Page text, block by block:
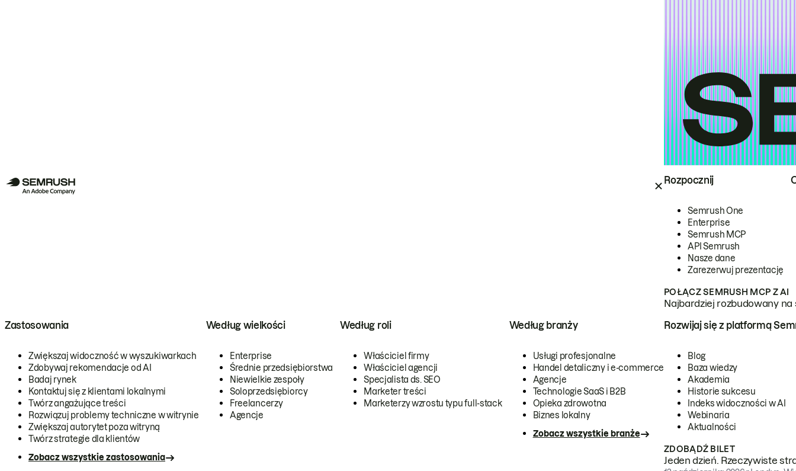
Rozpocznij
Semrush One
Enterprise
Semrush MCP
API Semrush
Nasze dane
Zarezerwuj prezentację
POŁĄCZ SEMRUSH MCP Z AI
Najbardziej rozbudowany
Zastosowania
Zwiększaj widoczność w wyszukiwarkach
Zdobywaj rekomendacje od AI
Badaj rynek
Kontaktuj się z klientami lokalnymi
Twórz angażujące treści
Rozwiązuj problemy techniczne w witrynie
Zwiększaj autorytet poza witryną
Twórz strategie dla klientów
Zobacz wszystkie zastosowania
Według wielkości
Enterprise
Średnie przedsiębiorstwa
Niewielkie zespoły
Soloprzedsiębiorcy
Freelancerzy
Agencje
Według roli
Właściciel firmy
Właściciel agencji
Specjalista ds. SEO
Marketer treści
Marketerzy wzrostu typu full-stack
Według branży
Usługi profesjonalne
Handel detaliczny i e-commerce
Agencje
Technologie SaaS i B2B
Opieka zdrowotna
Biznes lokalny
Zobacz wszystkie branże
Rozwijaj się z platformą
Blog
Baza wiedzy
Akademia
Historie sukcesu
Indeks widoczności w AI
Webinaria
Aktualności
ZDOBĄDŹ BILET
Jeden dzień. Rzeczywiste